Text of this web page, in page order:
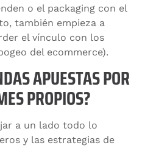
o el packaging con el
también empieza a
el vínculo con los
del ecommerce).
APUESTAS POR
PROPIOS?
a un lado todo lo
y las estrategias de